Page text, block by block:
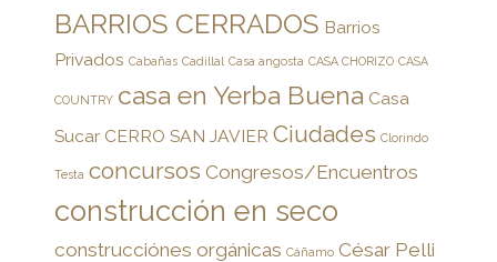
BARRIOS CERRADOS Barrios
Privados Cabañas Cadillal Casa angosta CASA CHORIZO CASA
COUNTRY casa en Yerba Buena Casa
Sucar CERRO SAN JAVIER Ciudades Clorindo
Testa concursos Congresos/Encuentros
construcción en seco
construcciónes orgánicas Cáñamo César Pelli